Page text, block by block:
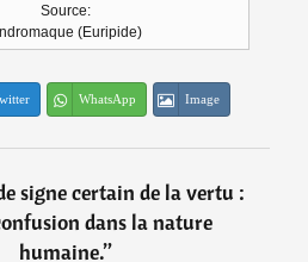
Source:
(Euripide)
WhatsApp Image
signe certain de la vertu :
dans la nature
humaine.”